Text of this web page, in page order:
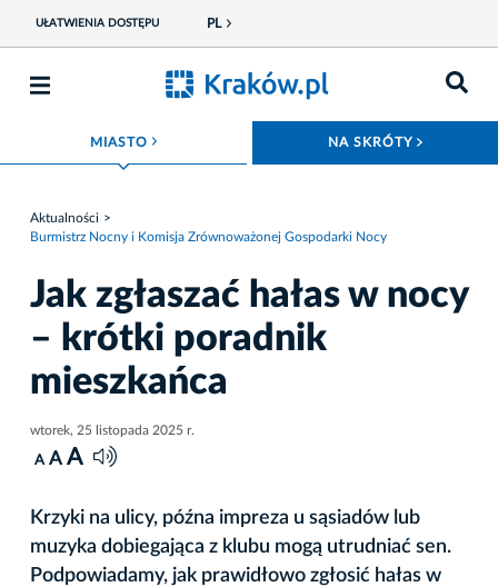
UŁATWIENIA DOSTĘPU PL
MIASTO ROZWIŃ MENU NA SKRÓTY
Aktualności
Burmistrz Nocny i Komisja Zrównoważonej Gospodarki Nocy
Jak zgłaszać hałas w nocy
– krótki poradnik
mieszkańca
wtorek, 25 listopada 2025 r.
A A A
Krzyki na ulicy, późna impreza u sąsiadów lub
muzyka dobiegająca z klubu mogą utrudniać sen.
Podpowiadamy, jak prawidłowo zgłosić hałas w